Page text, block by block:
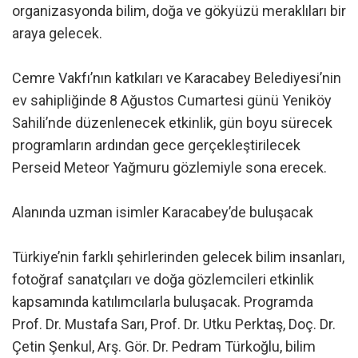
organizasyonda bilim, doğa ve gökyüzü meraklıları bir
araya gelecek.
Cemre Vakfı’nın katkıları ve Karacabey Belediyesi’nin
ev sahipliğinde 8 Ağustos Cumartesi günü Yeniköy
Sahili’nde düzenlenecek etkinlik, gün boyu sürecek
programların ardından gece gerçekleştirilecek
Perseid Meteor Yağmuru gözlemiyle sona erecek.
Alanında uzman isimler Karacabey’de buluşacak
Türkiye’nin farklı şehirlerinden gelecek bilim insanları,
fotoğraf sanatçıları ve doğa gözlemcileri etkinlik
kapsamında katılımcılarla buluşacak. Programda
Prof. Dr. Mustafa Sarı, Prof. Dr. Utku Perktaş, Doç. Dr.
Çetin Şenkul, Arş. Gör. Dr. Pedram Türkoğlu, bilim